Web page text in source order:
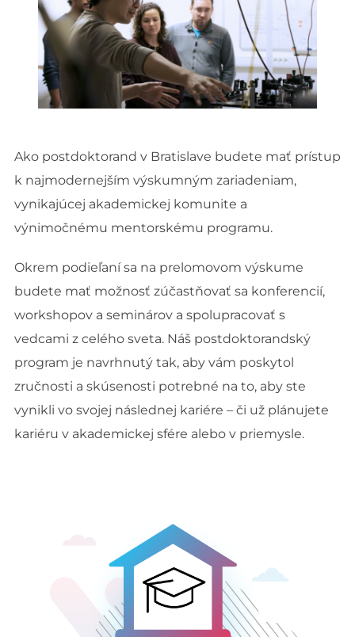
Ako postdoktorand v Bratislave budete mať prístup
k najmodernejším výskumným zariadeniam,
vynikajúcej akademickej komunite a
výnimočnému mentorskému programu.
Okrem podieľaní sa na prelomovom výskume
budete mať možnosť zúčastňovať sa konferencií,
workshopov a seminárov a spolupracovať s
vedcami z celého sveta. Náš postdoktorandský
program je navrhnutý tak, aby vám poskytol
zručnosti a skúsenosti potrebné na to, aby ste
vynikli vo svojej následnej kariére – či už plánujete
kariéru v akademickej sfére alebo v priemysle.